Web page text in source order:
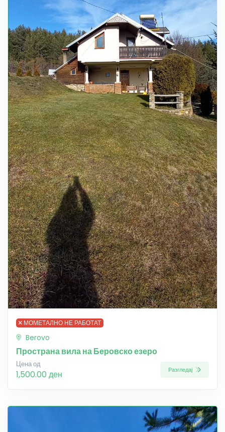
МОМЕТАЛНО НЕ РАБОТАТ
Berovo
Пространа вила на Беровско езеро
Цена од
1,500.00 ден Разгледај